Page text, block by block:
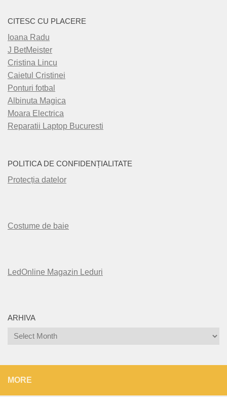
CITESC CU PLACERE
Ioana Radu
J BetMeister
Cristina Lincu
Caietul Cristinei
Ponturi fotbal
Albinuta Magica
Moara Electrica
Reparatii Laptop Bucuresti
POLITICA DE CONFIDENȚIALITATE
Protecția datelor
Costume de baie
LedOnline Magazin Leduri
ARHIVA
Arhiva
MORE